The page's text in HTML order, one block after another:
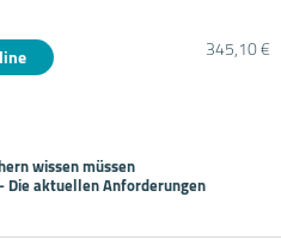
345,10 €
wissen müssen
Die aktuellen Anforderungen